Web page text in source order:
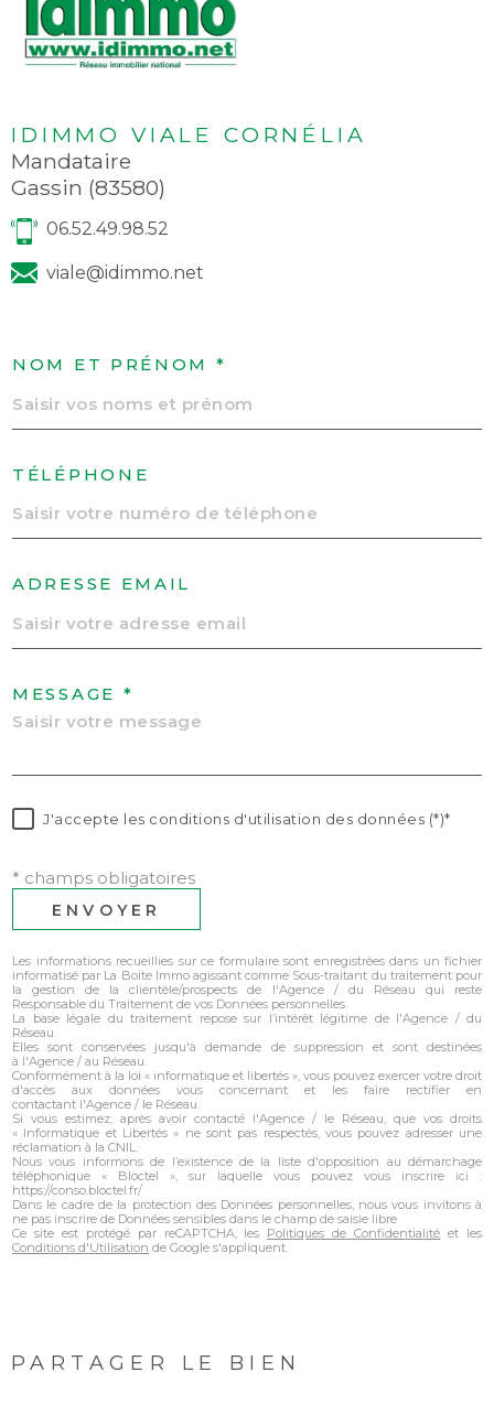
IDIMMO VIALE CORNÉLIA
Mandataire
Gassin (83580)
06.52.49.98.52
viale@idimmo.net
NOM ET PRÉNOM *
TÉLÉPHONE
ADRESSE EMAIL
MESSAGE *
J'accepte les conditions d'utilisation des données (*)*
* champs obligatoires
ENVOYER
Les informations recueillies sur ce formulaire sont enregistrées dans un fichier
informatisé par La Boite Immo agissant comme Sous-traitant du traitement pour
la gestion de la clientèle/prospects de l'Agence / du Réseau qui reste
Responsable du Traitement de vos Données personnelles.
La base légale du traitement repose sur l’intérêt légitime de l'Agence / du
Réseau.
Elles sont conservées jusqu'à demande de suppression et sont destinées
à l'Agence / au Réseau.
Conformément à la loi « informatique et libertés », vous pouvez exercer votre droit
d'accès aux données vous concernant et les faire rectifier en
contactant l'Agence / le Réseau.
Si vous estimez, après avoir contacté l'Agence / le Réseau, que vos droits
« Informatique et Libertés » ne sont pas respectés, vous pouvez adresser une
réclamation à la CNIL.
Nous vous informons de l’existence de la liste d'opposition au démarchage
téléphonique « Bloctel », sur laquelle vous pouvez vous inscrire ici :
https://conso.bloctel.fr/
Dans le cadre de la protection des Données personnelles, nous vous invitons à
ne pas inscrire de Données sensibles dans le champ de saisie libre
Ce site est protégé par reCAPTCHA, les Politiques de Confidentialité et les
Conditions d'Utilisation de Google s'appliquent.
PARTAGER LE BIEN